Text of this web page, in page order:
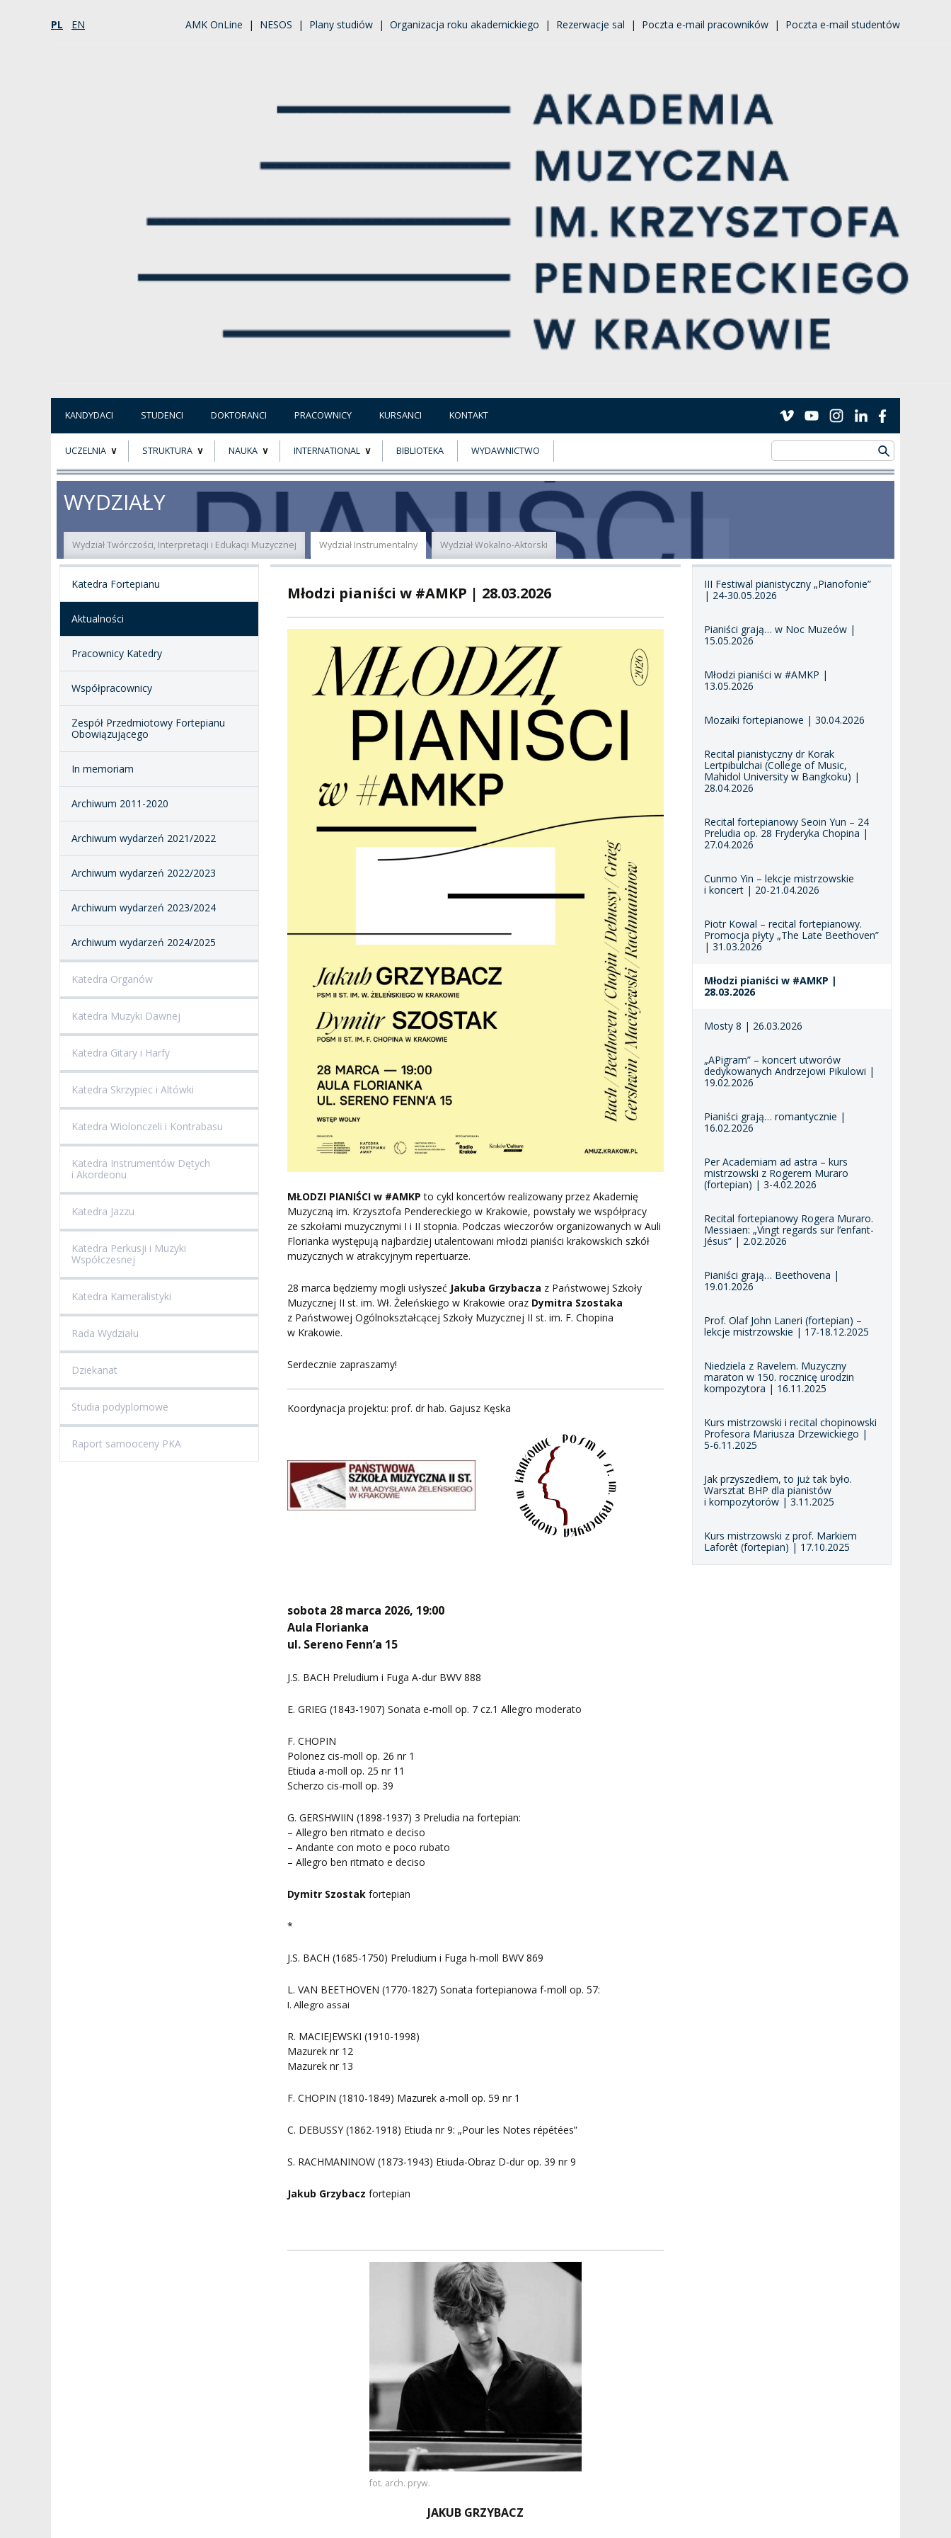
PL EN AMK OnLine | NESOS | Plany studiów | Organizacja roku akademickiego | Rezerwacje sal | Poczta e-mail pracowników | Poczta e-mail studentów
KANDYDACI STUDENCI DOKTORANCI PRACOWNICY KURSANCI KONTAKT
UCZELNIA
KADRA PEDAGOGICZNA
PROFESURY HONOROWE
EXCELLENCE IN TEACHING
MAGNUS IN DOCTRINA
ORKIESTRY AKADEMICKIE
BRANDBOOK
DOSTĘPNOŚĆ
STRUKTURA
WYDZIAŁY
ZESPÓŁ DYDAKTYCZNY
PENDERECKI ACADEMY
DOM STUDENCKI
NAUKA
JAKOŚĆ KSZTAŁCENIA
NOSTRYFIKACJA
DYPLOMÓW
NOSTRYFIKACJA STOPNI
DRUGIEJ KATEGORII
INTERNATIONAL
POWER
BIBLIOTEKA WYDAWNICTWO
WYDZIAŁY
Wydział Twórczości, Interpretacji i Edukacji Muzycznej Wydział Instrumentalny Wydział Wokalno-Aktorski
Katedra Fortepianu
Aktualności
Pracownicy Katedry
Współpracownicy
Zespół Przedmiotowy Fortepianu
Obowiązującego
In memoriam
Archiwum 2011-2020
Archiwum wydarzeń 2021/2022
Archiwum wydarzeń 2022/2023
Archiwum wydarzeń 2023/2024
Archiwum wydarzeń 2024/2025
Katedra Organów
Katedra Muzyki Dawnej
Katedra Gitary i Harfy
Katedra Skrzypiec i Altówki
Katedra Wiolonczeli i Kontrabasu
Katedra Instrumentów Dętych
i Akordeonu
Katedra Jazzu
Katedra Perkusji i Muzyki
Współczesnej
Katedra Kameralistyki
Rada Wydziału
Dziekanat
Studia podyplomowe
Raport samooceny PKA
III Festiwal pianistyczny „Pianofonie”
| 24-30.05.2026
Pianiści grają… w Noc Muzeów |
15.05.2026
Młodzi pianiści w #AMKP |
13.05.2026
Mozaiki fortepianowe | 30.04.2026
Recital pianistyczny dr Korak
Lertpibulchai (College of Music,
Mahidol University w Bangkoku) |
28.04.2026
Recital fortepianowy Seoin Yun – 24
Preludia op. 28 Fryderyka Chopina |
27.04.2026
Cunmo Yin – lekcje mistrzowskie
i koncert | 20-21.04.2026
Piotr Kowal – recital fortepianowy.
Promocja płyty „The Late Beethoven”
| 31.03.2026
Młodzi pianiści w #AMKP |
28.03.2026
Mosty 8 | 26.03.2026
„APigram” – koncert utworów
dedykowanych Andrzejowi Pikulowi |
19.02.2026
Pianiści grają… romantycznie |
16.02.2026
Per Academiam ad astra – kurs
mistrzowski z Rogerem Muraro
(fortepian) | 3-4.02.2026
Recital fortepianowy Rogera Muraro.
Messiaen: „Vingt regards sur l’enfant-
Jésus” | 2.02.2026
Pianiści grają… Beethovena |
19.01.2026
Prof. Olaf John Laneri (fortepian) –
lekcje mistrzowskie | 17-18.12.2025
Niedziela z Ravelem. Muzyczny
maraton w 150. rocznicę urodzin
kompozytora | 16.11.2025
Kurs mistrzowski i recital chopinowski
Profesora Mariusza Drzewickiego |
5-6.11.2025
Jak przyszedłem, to już tak było.
Warsztat BHP dla pianistów
i kompozytorów | 3.11.2025
Kurs mistrzowski z prof. Markiem
Laforêt (fortepian) | 17.10.2025
Młodzi pianiści w #AMKP | 28.03.2026
MŁODZI PIANIŚCI w #AMKP to cykl koncertów realizowany przez Akademię
Muzyczną im. Krzysztofa Pendereckiego w Krakowie, powstały we współpracy
ze szkołami muzycznymi I i II stopnia. Podczas wieczorów organizowanych w Auli
Florianka występują najbardziej utalentowani młodzi pianiści krakowskich szkół
muzycznych w atrakcyjnym repertuarze.
28 marca będziemy mogli usłyszeć Jakuba Grzybacza z Państwowej Szkoły
Muzycznej II st. im. Wł. Żeleńskiego w Krakowie oraz Dymitra Szostaka
z Państwowej Ogólnokształcącej Szkoły Muzycznej II st. im. F. Chopina
w Krakowie.
Serdecznie zapraszamy!
Koordynacja projektu: prof. dr hab. Gajusz Kęska
sobota 28 marca 2026, 19:00
Aula Florianka
ul. Sereno Fenn’a 15
J.S. BACH Preludium i Fuga A-dur BWV 888
E. GRIEG (1843-1907) Sonata e-moll op. 7 cz.1 Allegro moderato
F. CHOPIN
Polonez cis-moll op. 26 nr 1
Etiuda a-moll op. 25 nr 11
Scherzo cis-moll op. 39
G. GERSHWIIN (1898-1937) 3 Preludia na fortepian:
– Allegro ben ritmato e deciso
– Andante con moto e poco rubato
– Allegro ben ritmato e deciso
Dymitr Szostakfortepian
*
J.S. BACH (1685-1750) Preludium i Fuga h-moll BWV 869
L. VAN BEETHOVEN (1770-1827) Sonata fortepianowa f-moll op. 57:
I. Allegro assai
R. MACIEJEWSKI (1910-1998)
Mazurek nr 12
Mazurek nr 13
F. CHOPIN (1810-1849) Mazurek a-moll op. 59 nr 1
C. DEBUSSY (1862-1918) Etiuda nr 9: „Pour les Notes répétées”
S. RACHMANINOW (1873-1943) Etiuda-Obraz D-dur op. 39 nr 9
Jakub Grzybaczfortepian
fot. arch. pryw.
JAKUB GRZYBACZ